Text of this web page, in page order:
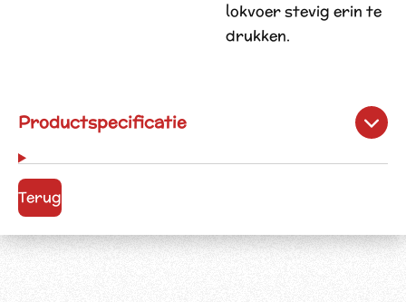
lokvoer stevig erin te
drukken.
Productspecificatie
Terug